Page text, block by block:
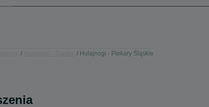
Hulajnogi - Piekary Śląskie